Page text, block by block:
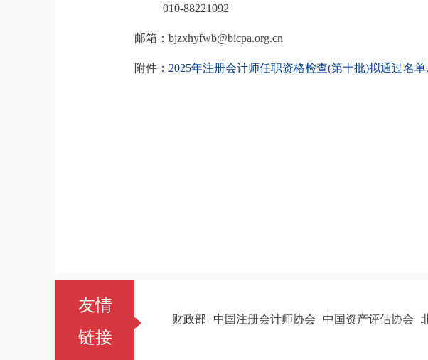
010-88221092
邮箱：bjzxhyfwb@bicpa.org.cn
附件： 2025年注册会计师任职资格检查(第十批)拟通过名单
友情
链接
财政部 中国注册会计师协会 中国资产评估协会